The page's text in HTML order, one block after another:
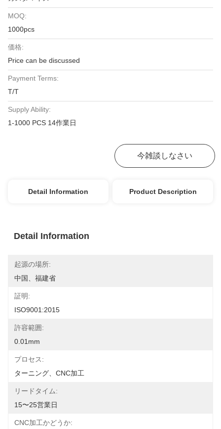
MOQ:
1000pcs
価格:
Price can be discussed
Payment Terms:
T/T
Supply Ability:
1-1000 PCS 14作業日
今雑談しなさい
Detail Information Product Description
Detail Information
起源の場所:
中国、福建省
証明:
ISO9001:2015
許容範囲:
0.01mm
プロセス:
ターニング、CNC加工
リードタイム:
15〜25営業日
CNC加工かどうか: